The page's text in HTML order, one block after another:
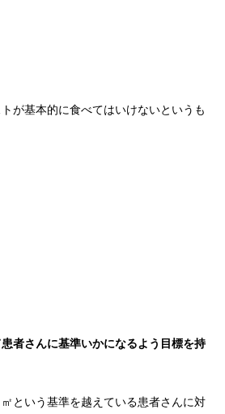
が基本的に食べてはいけないというも
者さんに基準いかになるよう目標を持
という基準を越えている患者さんに対